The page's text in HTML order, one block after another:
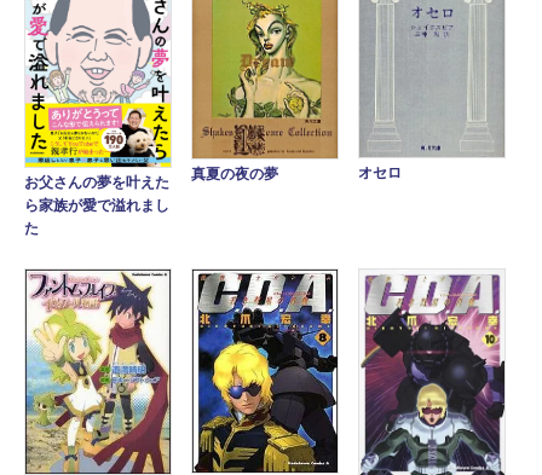
お父さんの夢を叶えた
ら家族が愛で溢れまし
た
真夏の夜の夢 オセロ